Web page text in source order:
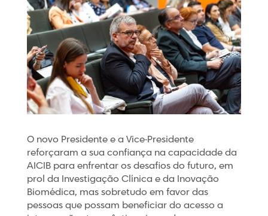
O novo Presidente e a Vice-Presidente
reforçaram a sua confiança na capacidade da
AICIB para enfrentar os desafios do futuro, em
prol da Investigação Clínica e da Inovação
Biomédica, mas sobretudo em favor das
pessoas que possam beneficiar do acesso a